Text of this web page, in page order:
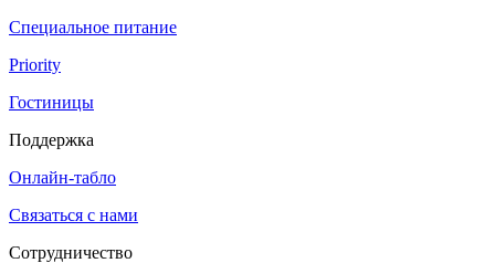
Специальное питание
Priority
Гостиницы
Поддержка
Онлайн-табло
Связаться с нами
Сотрудничество